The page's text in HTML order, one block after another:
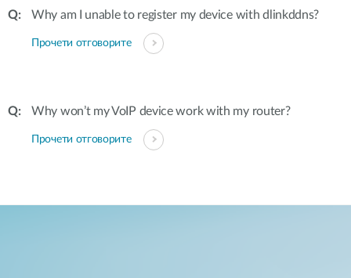
Why am I unable to register my device with dlinkddns?
Прочети отговорите
Why won’t my VoIP device work with my router?
Прочети отговорите